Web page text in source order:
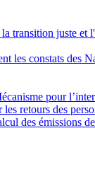
transition juste et
les constats des
pour
retours des
des émissions